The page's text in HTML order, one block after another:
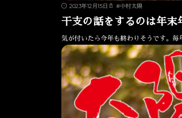
2023年12月15日 #中村太陽
干支の話をするのは年末
気が付いたら今年も終わりそうです。毎